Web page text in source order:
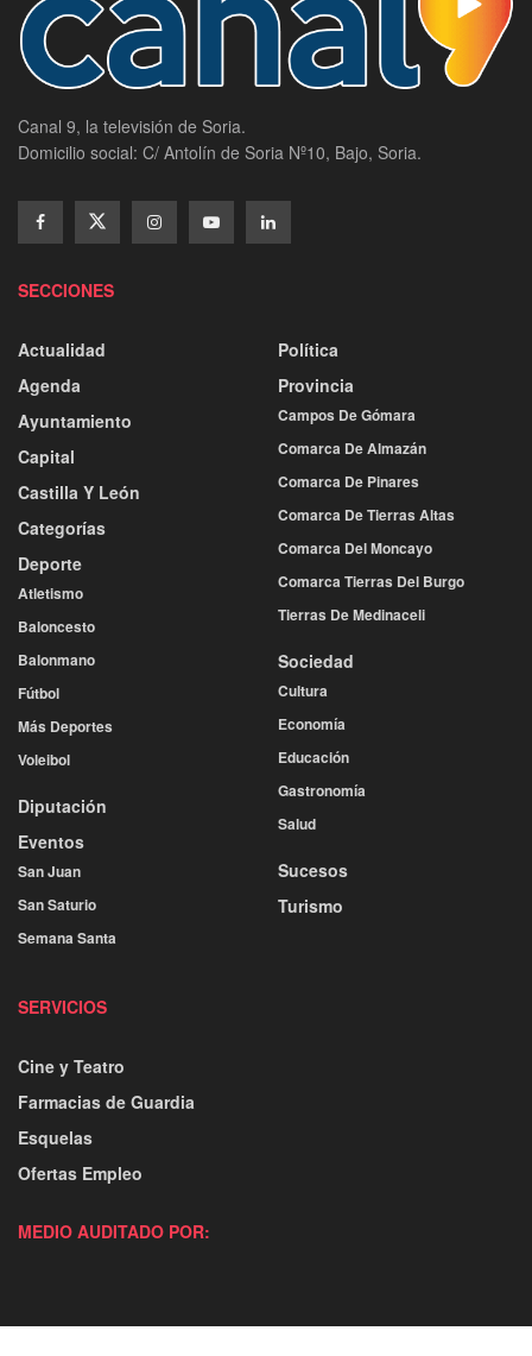
Canal 9, la televisión de Soria.
Domicilio social: C/ Antolín de Soria Nº10, Bajo, Soria.
SECCIONES
Actualidad
Agenda
Ayuntamiento
Capital
Castilla Y León
Categorías
Deporte
Atletismo
Baloncesto
Balonmano
Fútbol
Más Deportes
Voleibol
Diputación
Eventos
San Juan
San Saturio
Semana Santa
Política
Provincia
Campos De Gómara
Comarca De Almazán
Comarca De Pinares
Comarca De Tierras Altas
Comarca Del Moncayo
Comarca Tierras Del Burgo
Tierras De Medinaceli
Sociedad
Cultura
Economía
Educación
Gastronomía
Salud
Sucesos
Turismo
SERVICIOS
Cine y Teatro
Farmacias de Guardia
Esquelas
Ofertas Empleo
MEDIO AUDITADO POR: